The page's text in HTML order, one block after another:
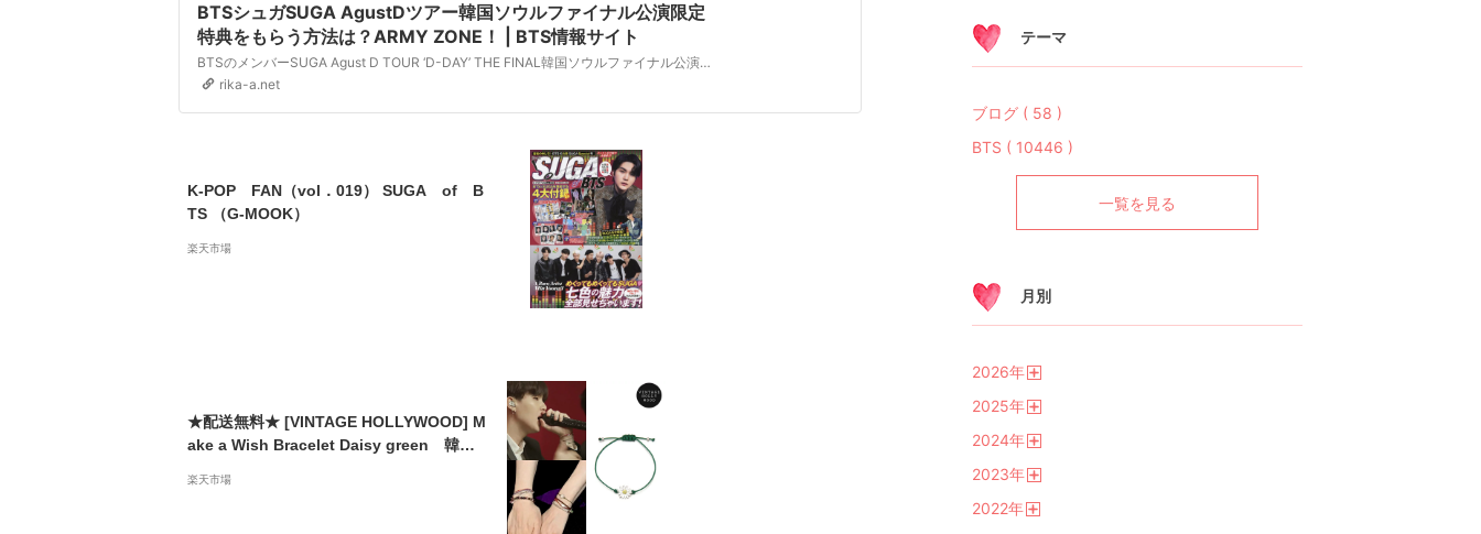
BTSシュガSUGA AgustDツアー韓国ソウルファイナル公演限定
特典をもらう方法は？ARMY ZONE！ | BTS情報サイト
BTSのメンバーSUGA Agust D TOUR ‘D-DAY’ THE FINAL韓国ソウルファイナル公演限定の特典がファンクラブ会員限定で貰えます！トレカを貰う方法をまとめました！スカパーはBTSミュージックビデオ特集やBTS出演のバ
rika-a.net
K-POP FAN（vol．019） SUGA of B
TS （G-MOOK）
楽天市場
★配送無料★ [VINTAGE HOLLYWOOD] M
ake a Wish Bracelet Daisy green 韓国
イドル K-pop 着用
楽天市場
テーマ
ブログ ( 58 )
BTS ( 10446 )
一覧を見る
月別
2026年
2025年
2024年
2023年
2022年